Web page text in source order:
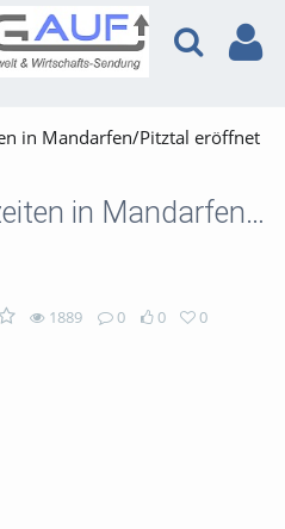
in Mandarfen/Pitztal eröffnet
Hotel Vier Jahreszeiten in Mandarfen/Pitztal eröffnet eine neue Genusswelt
1889 0 0 0